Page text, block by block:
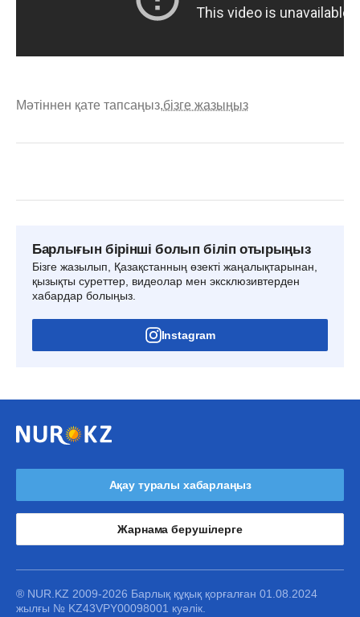
Мәтіннен қате тапсаңыз,бізге жазыңыз
Барлығын бірінші болып біліп отырыңыз
Бізге жазылып, Қазақстанның өзекті жаңалықтарынан,
қызықты суреттер, видеолар мен эксклюзивтерден
хабардар болыңыз.
Instagram
Ақау туралы хабарлаңыз
Жарнама берушілерге
® NUR.KZ 2009-2026 Барлық құқық қорғалған 01.08.2024
жылғы № KZ43VPY00098001 куәлік.